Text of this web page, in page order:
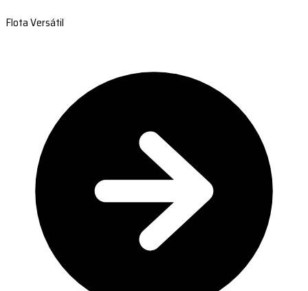
Flota Versátil